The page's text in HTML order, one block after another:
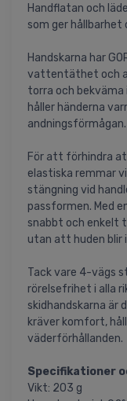
Handflatan och
som ger hållbarhet
Handskarna har
vattentäthet och
torra och
håller händerna
andningsförmågan.
För att förhindra
elastiska remmar
stängning vid
passformen. Med
snabbt och enkelt
utan att huden blir
Tack vare 4-vägs
rörelsefrihet i alla
skidhandskarna är
kräver komfort,
väderförhållanden.
Specifikationer
Vikt: 203 g